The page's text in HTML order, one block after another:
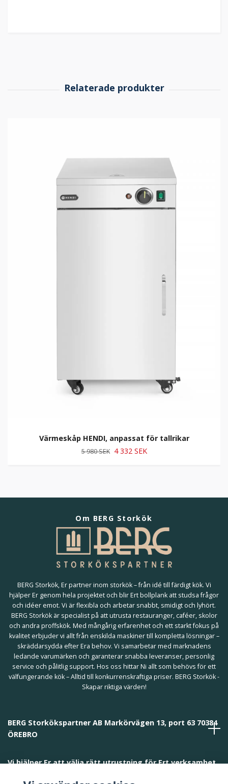
Värmeskåp HENDI, anpassat för tallrikar
5 980 SEK 4 332 SEK
Om BERG Storkök
BERG Storkök, Er partner inom storkök – från idé till färdigt kök. Vi
hjälper Er genom hela projektet och blir Ert bollplank att studsa frågor
och idéer emot. Vi är flexibla och arbetar snabbt, smidigt och lyhört.
BERG Storkök är specialist på att utrusta restauranger, caféer, skolor
och andra proffskök. Med mångårig erfarenhet och ett starkt fokus på
kvalitet erbjuder vi allt från enskilda maskiner till kompletta lösningar –
skräddarsydda efter Era behov. Vi samarbetar med marknadens
ledande varumärken och garanterar snabba leveranser, personlig
service och pålitlig support. Hos oss hittar Ni allt som behövs för ett
välfungerande kök – Alltid till konkurrenskraftiga priser. BERG Storkök -
Skapar riktiga värden!
BERG Storkökspartner AB Markörvägen 13, port 63 70384
ÖREBRO
Vi hjälper Er att välja rätt utrustning för Ert verksamhet